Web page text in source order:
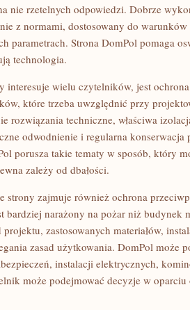
nie rzetelnych odpowiedzi. Dobrze
z normami, dostosowany do
parametrach. Strona DomPol pomaga
technologia.
interesuje wielu czytelników, jest
które trzeba uwzględnić przy
rozwiązania techniczne, właściwa
odwodnienie i regularna konserwacja
porusza takie tematy w sposób, który
zależy od dbałości.
strony zajmuje również ochrona
bardziej narażony na pożar niż budynek
zastosowanych materiałów,
zasad użytkowania. DomPol może
instalacji elektrycznych,
może podejmować decyzje w oparciu